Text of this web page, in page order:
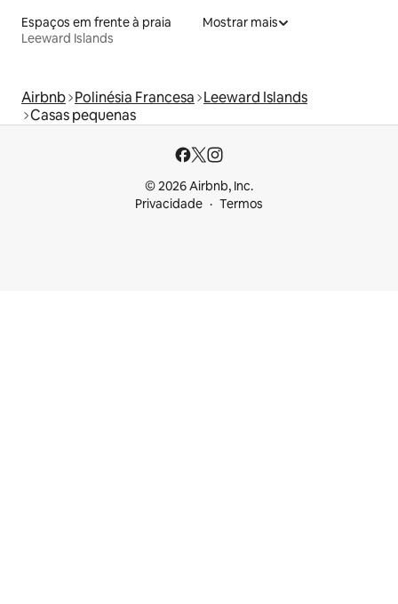
Espaços em frente à praia
Leeward Islands
Mostrar mais
Airbnb Polinésia Francesa Leeward Islands
Casas pequenas
© 2026 Airbnb, Inc.
Privacidade
Termos